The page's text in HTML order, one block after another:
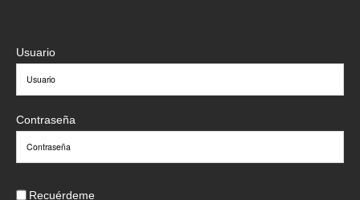
Usuario
Contraseña
Recuérdeme